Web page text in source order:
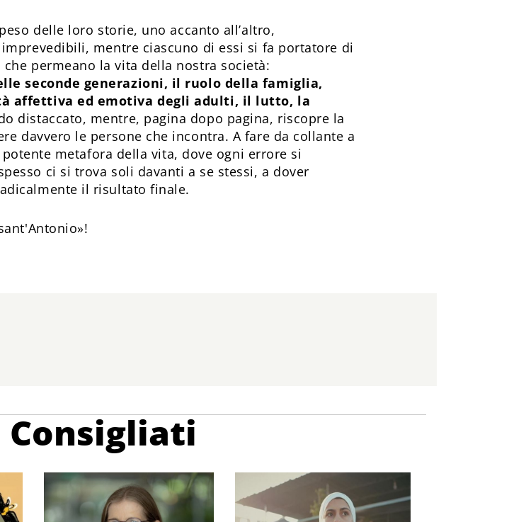
delle loro storie, uno accanto all’altro,
mentre ciascuno di essi si fa portatore di
permeano la vita della nostra società:
seconde generazioni, il ruolo della famiglia,
affettiva ed emotiva degli adulti, il lutto, la
distaccato, mentre, pagina dopo pagina, riscopre la
davvero le persone che incontra. A fare da collante a
metafora della vita, dove ogni errore si
ci si trova soli davanti a se stessi, a dover
il risultato finale.